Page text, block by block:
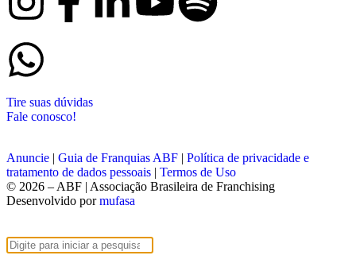
Tire suas dúvidas
Fale conosco!
Anuncie | Guia de Franquias ABF | Política de privacidade e
tratamento de dados pessoais | Termos de Uso
© 2026 – ABF | Associação Brasileira de Franchising
Desenvolvido pormufasa